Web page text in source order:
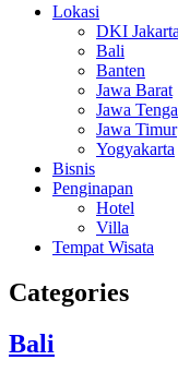
Lokasi
DKI Jakarta
Bali
Banten
Jawa Barat
Jawa
Jawa Timur
Yogyakarta
Bisnis
Penginapan
Hotel
Villa
Tempat Wisata
Categories
Bali